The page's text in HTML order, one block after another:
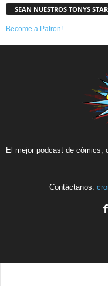
SEAN NUESTROS TONYS
Become a Patron!
El mejor podcast de cómics,
Contáctanos: